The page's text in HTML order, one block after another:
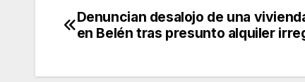
Navegación
Denuncian desalojo de una
en Belén tras presunto alquiler